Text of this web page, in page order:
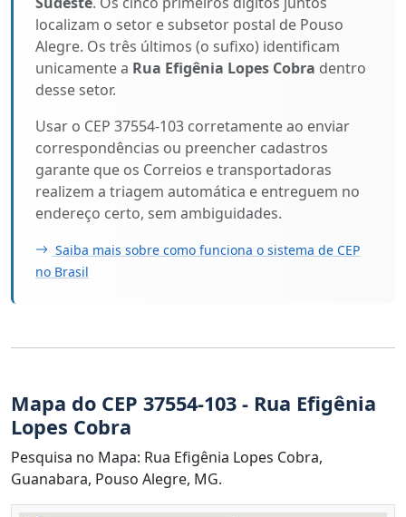
localizam o setor e subsetor postal de Pouso
Alegre. Os três últimos (o sufixo) identificam
unicamente a Rua Efigênia Lopes Cobra dentro
desse setor.
Usar o CEP 37554-103 corretamente ao enviar
correspondências ou preencher cadastros
garante que os Correios e transportadoras
realizem a triagem automática e entreguem no
endereço certo, sem ambiguidades.
Saiba mais sobre como funciona o sistema de CEP
no Brasil
Mapa do CEP 37554-103 - Rua Efigênia
Lopes Cobra
Pesquisa no Mapa: Rua Efigênia Lopes Cobra,
Guanabara, Pouso Alegre, MG.